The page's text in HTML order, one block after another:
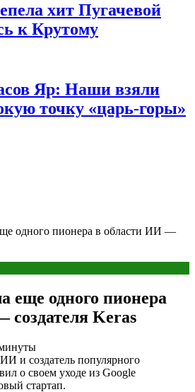
хит Пугачевой
к Крутому
Яр: Наши взяли
точку «царь-горы»
одного пионера в области ИИ —
еще одного пионера
Keras
и создатель популярного
о своем уходе из Google
стартап.